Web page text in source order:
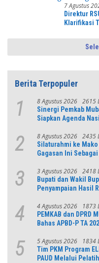
7 Agustus
Direktur
Klarifikasi
Berita Terpopuler
1 8 Agustus 2026 2615
Sinergi Pemkab
Siapkan Agenda
2 8 Agustus 2026 2435
Silaturahmi ke Mako
Gagasan Ini
3 3 Agustus 2026 2418
Bupati dan Wakil
Penyampaian Hasil
4 4 Agustus 2026 1873
PEMKAB dan DPRD
Bahas APBD-P TA
5 5 Agustus 2026 1834
Tim PKM Program
PAUD Melalui